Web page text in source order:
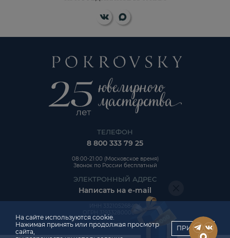
ТЕЛЕФОН
8 800 333 79 25
08:00-21:00 (Московское время)
Звонок по России бесплатный
ЭЛЕКТРОННЫЙ АДРЕС
Написать на e-mail
ИНН 332105268454
На сайте используются cookie.
Нажимая принять или продолжая просмотр
сайта,
ПРИНЯТЬ